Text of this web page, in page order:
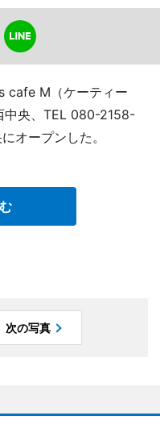
cafe M（ケーティー
中央、TEL 080-2158-
オープンした。
次の写真